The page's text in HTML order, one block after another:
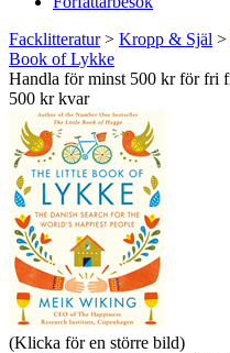
Facklitteratur> Kropp & Själ >
Book of Lykke
Handla för minst 500 kr för fri
500 kr kvar
(Klicka för en större bild)